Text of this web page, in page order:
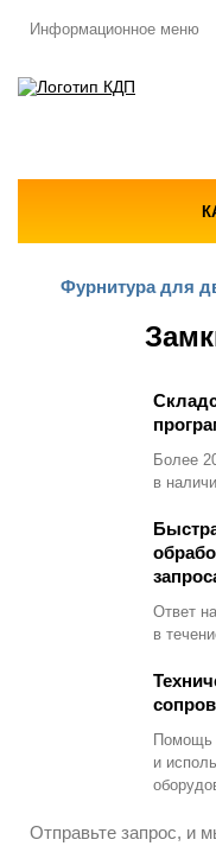
Информационное меню
Фурнитура для
Более
в
Ответ
в
Помощь
и
Отправьте запрос, и